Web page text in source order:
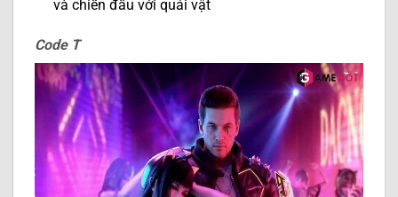
và chiến đấu với quái vật
Code T